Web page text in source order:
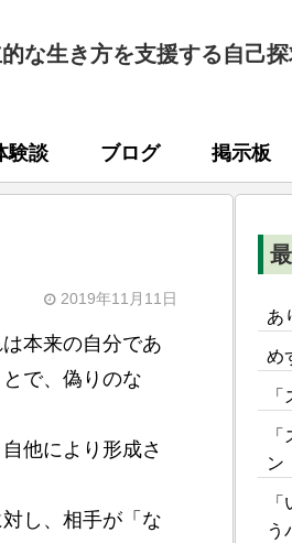
な生き方を支援する自己
験談 ブログ 掲示板
2019年11月11日
本来の自分であ
で、偽りのな
他により形成さ
し、相手が「な
あ
め
ン
う